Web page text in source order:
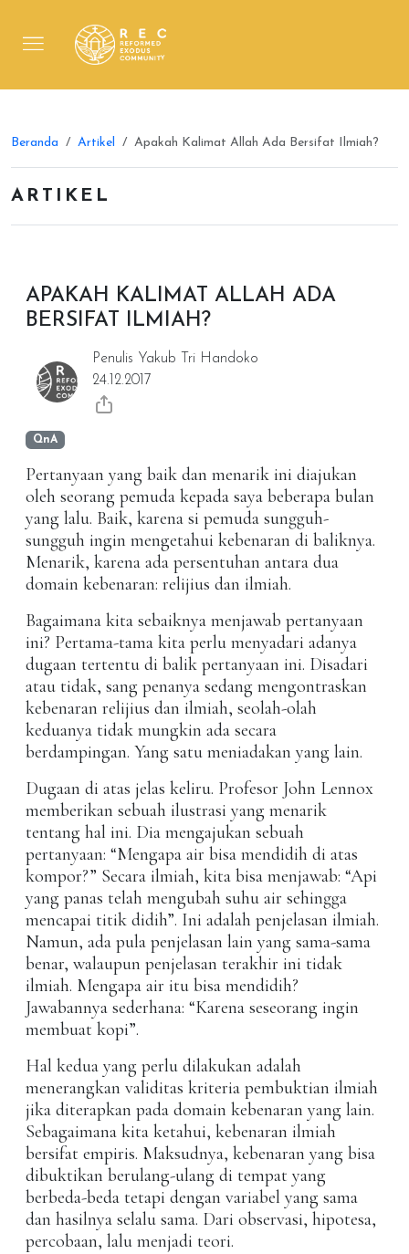
Beranda Artikel Apakah Kalimat Allah Ada Bersifat Ilmiah?
ARTIKEL
APAKAH KALIMAT ALLAH ADA
BERSIFAT ILMIAH?
Penulis Yakub Tri Handoko
24.12.2017
QnA
Pertanyaan yang baik dan menarik ini diajukan
oleh seorang pemuda kepada saya beberapa bulan
yang lalu. Baik, karena si pemuda sungguh-
sungguh ingin mengetahui kebenaran di baliknya.
Menarik, karena ada persentuhan antara dua
domain kebenaran: relijius dan ilmiah.
Bagaimana kita sebaiknya menjawab pertanyaan
ini? Pertama-tama kita perlu menyadari adanya
dugaan tertentu di balik pertanyaan ini. Disadari
atau tidak, sang penanya sedang mengontraskan
kebenaran relijius dan ilmiah, seolah-olah
keduanya tidak mungkin ada secara
berdampingan. Yang satu meniadakan yang lain.
Dugaan di atas jelas keliru. Profesor John Lennox
memberikan sebuah ilustrasi yang menarik
tentang hal ini. Dia mengajukan sebuah
pertanyaan: “Mengapa air bisa mendidih di atas
kompor?” Secara ilmiah, kita bisa menjawab: “Api
yang panas telah mengubah suhu air sehingga
mencapai titik didih”. Ini adalah penjelasan ilmiah.
Namun, ada pula penjelasan lain yang sama-sama
benar, walaupun penjelasan terakhir ini tidak
ilmiah. Mengapa air itu bisa mendidih?
Jawabannya sederhana: “Karena seseorang ingin
membuat kopi”.
Hal kedua yang perlu dilakukan adalah
menerangkan validitas kriteria pembuktian ilmiah
jika diterapkan pada domain kebenaran yang lain.
Sebagaimana kita ketahui, kebenaran ilmiah
bersifat empiris. Maksudnya, kebenaran yang bisa
dibuktikan berulang-ulang di tempat yang
berbeda-beda tetapi dengan variabel yang sama
dan hasilnya selalu sama. Dari observasi, hipotesa,
percobaan, lalu menjadi teori.